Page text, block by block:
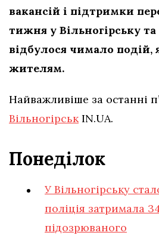
вакансій і підтримки
тижня у Вільногірську та
відбулося чимало подій,
жителям.
Найважливіше за останні
ВільногірськIN.UA.
Понеділок
У Вільногірську
поліція затримала
підозрюваного